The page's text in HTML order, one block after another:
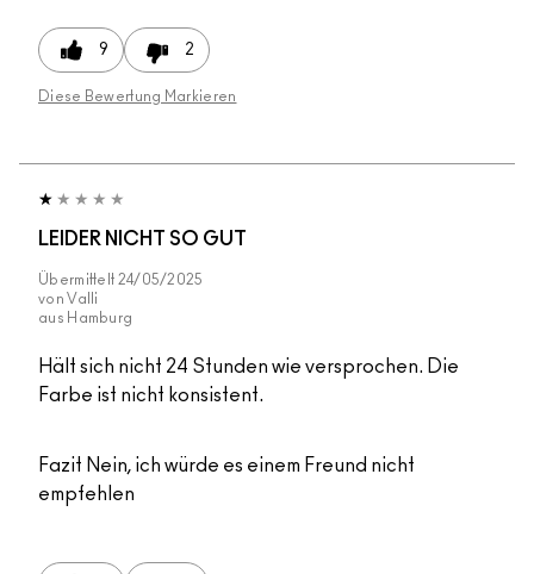
9 2
Diese Bewertung Markieren
LEIDER NICHT SO GUT
Übermittelt 24/05/2025
von Valli
aus Hamburg
Hält sich nicht 24 Stunden wie versprochen. Die
Farbe ist nicht konsistent.
Fazit Nein, ich würde es einem Freund nicht
empfehlen